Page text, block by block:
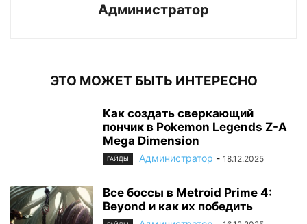
Администратор
ЭТО МОЖЕТ БЫТЬ ИНТЕРЕСНО
Как создать сверкающий
пончик в Pokemon Legends Z-A
Mega Dimension
ГАЙДЫ Администратор - 18.12.2025
Все боссы в Metroid Prime 4:
Beyond и как их победить